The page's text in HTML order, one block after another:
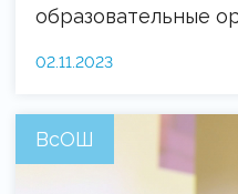
образовательные
02.11.2023
ВсОШ